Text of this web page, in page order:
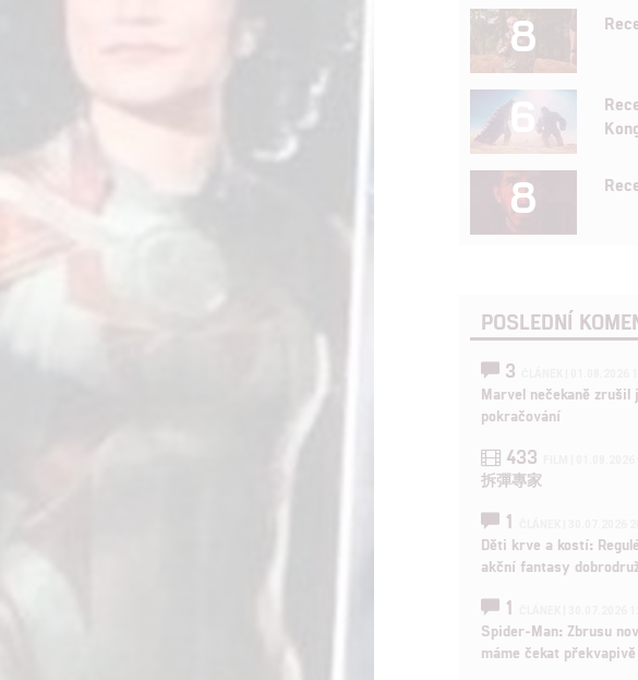
8
6
8
POSLEDNÍ
3
Marvel nečekaně zrušil
pokračování
433
拆彈專家
1
Děti krve a kostí:
akční fantasy
1
Spider-Man: Zbrusu
máme čekat